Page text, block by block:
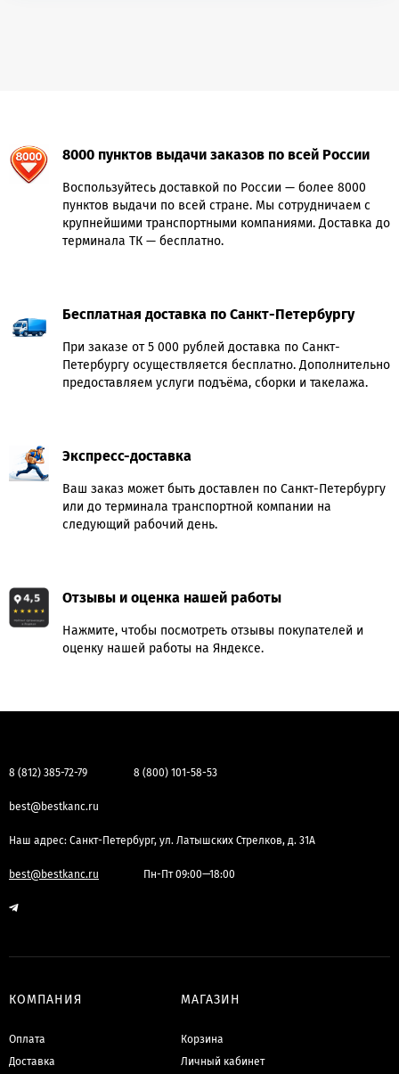
8000 пунктов выдачи заказов по всей России
Воспользуйтесь доставкой по России — более 8000
пунктов выдачи по всей стране. Мы сотрудничаем с
крупнейшими транспортными компаниями. Доставка до
терминала ТК — бесплатно.
Бесплатная доставка по Санкт-Петербургу
При заказе от 5 000 рублей доставка по Санкт-
Петербургу осуществляется бесплатно. Дополнительно
предоставляем услуги подъёма, сборки и такелажа.
Экспресс-доставка
Ваш заказ может быть доставлен по Санкт-Петербургу
или до терминала транспортной компании на
следующий рабочий день.
Отзывы и оценка нашей работы
Нажмите, чтобы посмотреть отзывы покупателей и
оценку нашей работы на Яндексе.
8 (812) 385-72-79 8 (800) 101-58-53
best@bestkanc.ru
Наш адрес: Санкт-Петербург, ул. Латышских Стрелков, д. 31А
best@bestkanc.ru Пн-Пт 09:00—18:00
КОМПАНИЯ
Оплата
Доставка
МАГАЗИН
Корзина
Личный кабинет